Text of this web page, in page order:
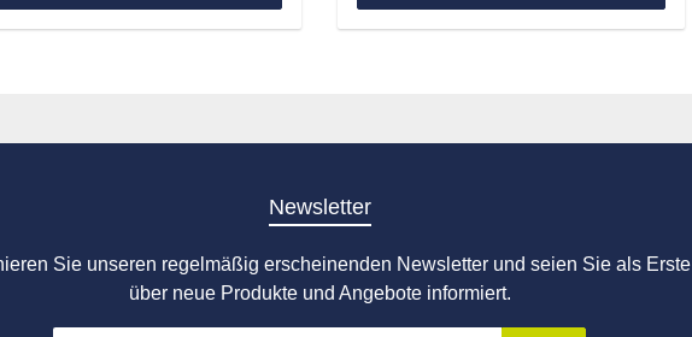
Newsletter
Sie unseren regelmäßig erscheinenden Newsletter und seien Sie als Erste
über neue Produkte und Angebote informiert.